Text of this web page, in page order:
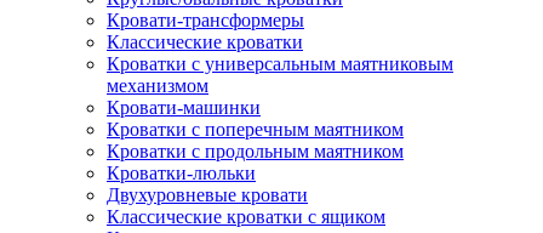
Кровати-трансформеры
Классические кроватки
Кроватки с универсальным маятниковым
механизмом
Кровати-машинки
Кроватки с поперечным маятником
Кроватки с продольным маятником
Кроватки-люльки
Двухуровневые кровати
Классические кроватки с ящиком